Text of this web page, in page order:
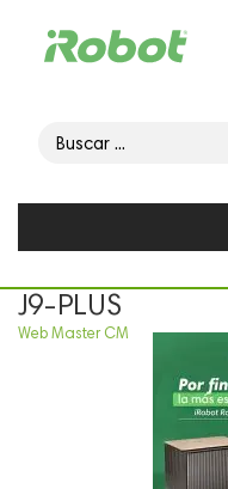
J9-PLUS
Web Master CM